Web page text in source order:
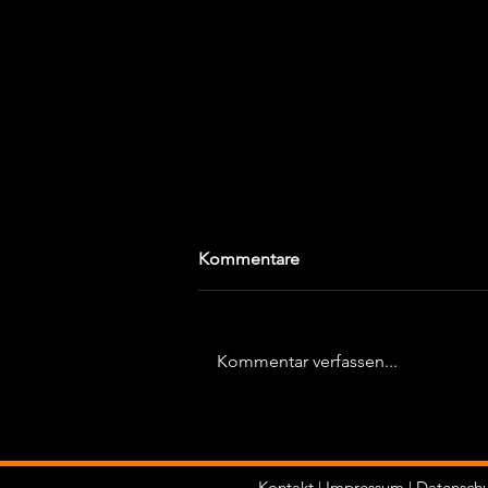
Jahresbericht 2012
Januar Wie in jedem Jahr läutete
beliebten Lümmellauf in
Kommentare
Kommentar verfassen...